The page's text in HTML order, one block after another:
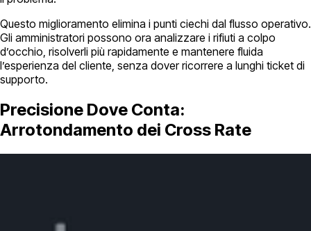
Questo miglioramento elimina i punti ciechi dal flusso operativo.
Gli amministratori possono ora analizzare i rifiuti a colpo
d’occhio, risolverli più rapidamente e mantenere fluida
l’esperienza del cliente, senza dover ricorrere a lunghi ticket di
supporto.
Precisione Dove Conta:
Arrotondamento dei Cross Rate